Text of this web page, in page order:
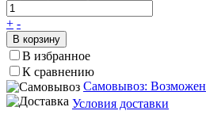
+ -
В корзину
В избранное
К сравнению
Самовывоз: Возможен
Условия доставки